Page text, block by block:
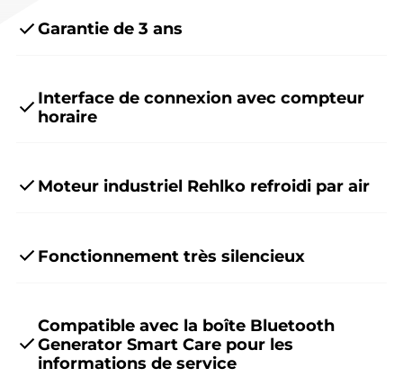
Garantie de 3 ans
Interface de connexion avec compteur
horaire
Moteur industriel Rehlko refroidi par air
Fonctionnement très silencieux
Compatible avec la boîte Bluetooth
Generator Smart Care pour les
informations de service